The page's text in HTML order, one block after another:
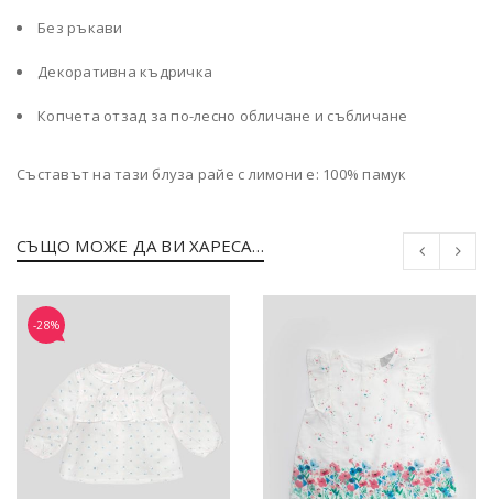
Без ръкави
Декоративна къдричка
Копчета отзад за по-лесно обличане и събличане
Съставът на тази блуза райе с лимони е: 100% памук
СЪЩО МОЖЕ ДА ВИ ХАРЕСА…
-28%